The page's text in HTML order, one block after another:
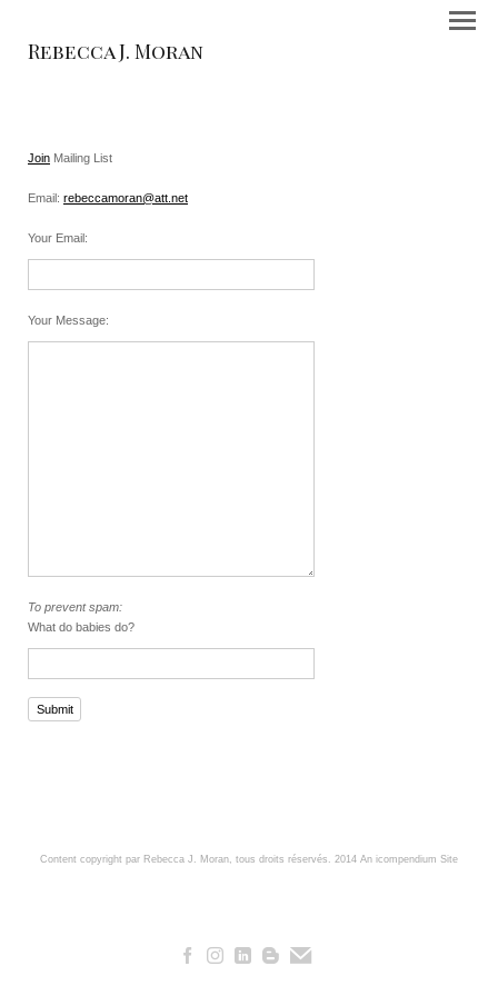
Rebecca J. Moran
Join Mailing List
Email: rebeccamoran@att.net
Your Email:
Your Message:
To prevent spam:
What do babies do?
Submit
Content copyright par Rebecca J. Moran, tous droits réservés. 2014 An icompendium Site